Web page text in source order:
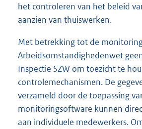
het controleren van het beleid
aanzien van thuiswerken.
Met betrekking tot de
Arbeidsomstandighedenwet
Inspectie SZW om toezicht te
controlemechanismen. De
verzameld door de toepassing
monitoringsoftware kunnen
aan individuele medewerkers.